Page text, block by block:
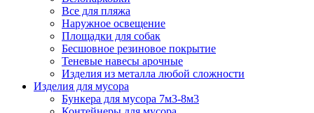
Все для пляжа
Наружное освещение
Площадки для собак
Бесшовное резиновое покрытие
Теневые навесы арочные
Изделия из металла любой сложности
Изделия для мусора
Бункера для мусора 7м3-8м3